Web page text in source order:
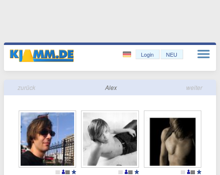
Login NEU
zurück weiter
Alex